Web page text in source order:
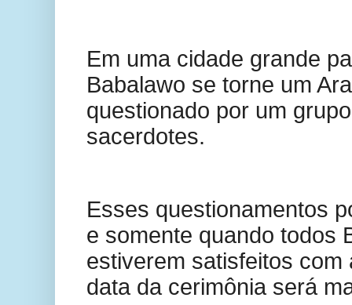
Em uma cidade grande
Babalawo se torne um
questionado por um
sacerdotes.
Esses questionamentos
e somente quando todos
estiverem satisfeitos com
data da cerimônia será